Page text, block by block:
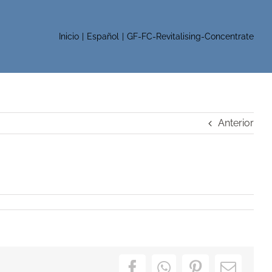
Inicio Español GF-FC-Revitalising-Concentrate
Anterior